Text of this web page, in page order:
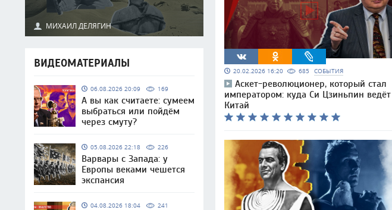
МИХАИЛ ДЕЛЯГИН
ВИДЕОМАТЕРИАЛЫ
06.08.2026 20:09 169
А вы как считаете: сумеем
выбраться или пойдём
через смуту?
05.08.2026 22:18 226
Варвары с Запада: у
Европы веками чешется
экспансия
04.08.2026 18:04 241
20.02.2026 16:20 685 СОБЫТИЯ
Аскет-революционер, который стал
императором: куда Си Цзиньпин ведёт
Китай